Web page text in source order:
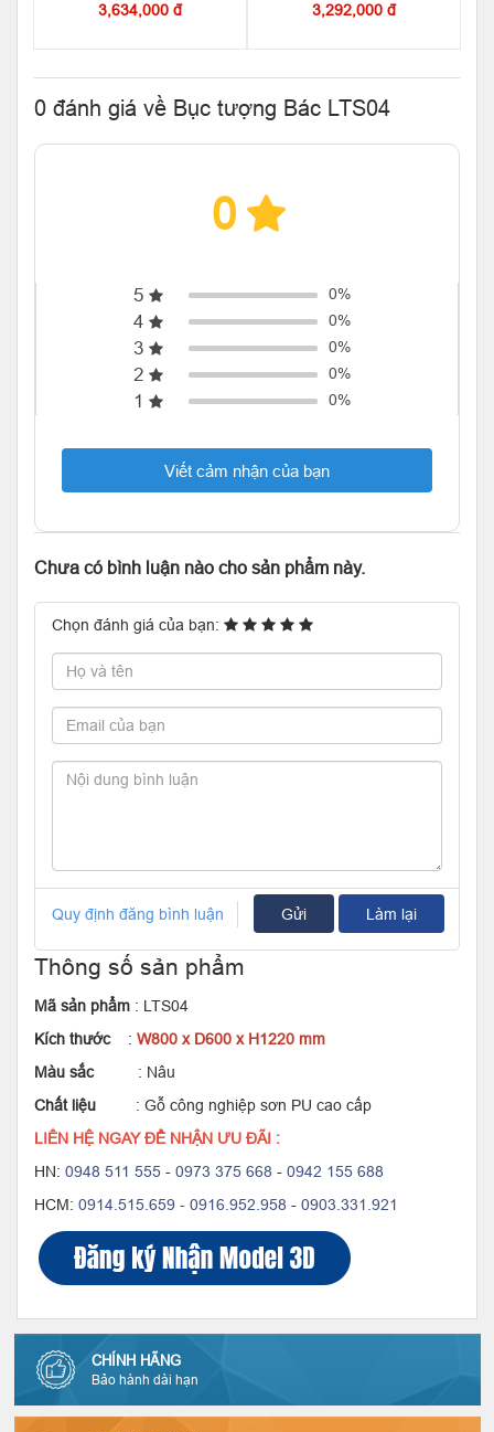
3,634,000 đ 3,292,000 đ
0 đánh giá về Bục tượng Bác LTS04
0
5 0%
4 0%
3 0%
2 0%
1 0%
Viết cảm nhận của bạn
Chưa có bình luận nào cho sản phẩm này.
Chọn đánh giá của bạn:
Quy định đăng bình luận Gửi Làm lại
Thông số sản phẩm
Mã sản phẩm : LTS04
Kích thước: W800 x D600 x H1220 mm
Màu sắc
: Nâu
Chất liệu : Gỗ công nghiệp sơn PU cao cấp
LIÊN HỆ NGAY ĐỂ NHẬN ƯU ĐÃI :
HN: 0948 511 555 - 0973 375 668 - 0942 155 688
HCM: 0914.515.659 - 0916.952.958 - 0903.331.921
CHÍNH HÃNG
Bảo hành dài hạn